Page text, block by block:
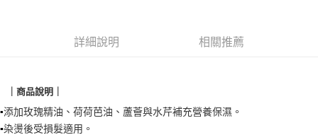
玉山商業銀行
星展（台灣）商業銀行
【關於「AFTEE先享後付」】
AFTEE先享後付是「在收到商品之後才付款」的支付方式。 讓您購物簡單
貨到付款
詳細說明 相關推薦
｜商品說明｜
▪️添加玫瑰精油、荷荷芭油、蘆薈與水芹補充營養保濕。
▪️染燙後受損髮適用。